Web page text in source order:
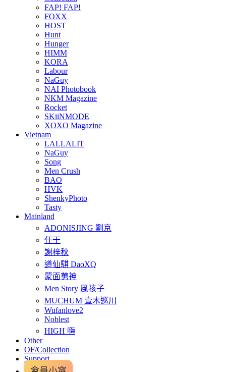
FAP! FAP!
FOXX
HOST
Hunt
Hunger
HIMM
KORA
Labour
NaGuy
NAI Photobook
NKM Magazine
Rocket
SKiiNMODE
XOXO Magazine
Vietnam
LALLALIT
NaGuy
Song
Men Crush
BAO
HVK
ShenkyPhoto
Tasty
Mainland
ADONISJING 劉京
任壬
謝梓秋
道仙騏 DaoXQ
蒙面莮神
Men Story 風孩子
MUCHUM 壹木巡川
Wufanlove2
Noblest
HIGH 嗨
Other
OF/Collection
Support